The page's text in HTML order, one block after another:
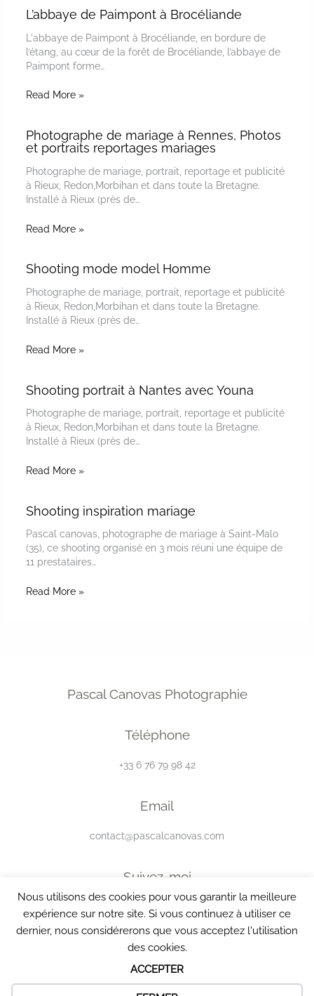
Nous utilisons des cookies pour vous garantir la meilleure
expérience sur notre site. Si vous continuez à utiliser ce
dernier, nous considérerons que vous acceptez l'utilisation
des cookies.
ACCEPTER
L’abbaye de Paimpont à Brocéliande
L'abbaye de Paimpont à Brocéliande, en bordure de
l’étang, au cœur de la forêt de Brocéliande, l’abbaye de
Paimpont forme…
Read More »
Photographe de mariage à Rennes, Photos
et portraits reportages mariages
Photographe de mariage, portrait, reportage et publicité
à Rieux, Redon,Morbihan et dans toute la Bretagne.
Installé à Rieux (près de…
Read More »
Shooting mode model Homme
Photographe de mariage, portrait, reportage et publicité
à Rieux, Redon,Morbihan et dans toute la Bretagne.
Installé à Rieux (près de…
Read More »
Shooting portrait à Nantes avec Youna
Photographe de mariage, portrait, reportage et publicité
à Rieux, Redon,Morbihan et dans toute la Bretagne.
Installé à Rieux (près de…
Read More »
Shooting inspiration mariage
Pascal canovas, photographe de mariage à Saint-Malo
(35), ce shooting organisé en 3 mois réuni une équipe de
11 prestataires…
Read More »
Pascal Canovas Photographie
Téléphone
+33 6 76 79 98 42
Email
contact@pascalcanovas.com
Suivez-moi
Ultimat Concept Web